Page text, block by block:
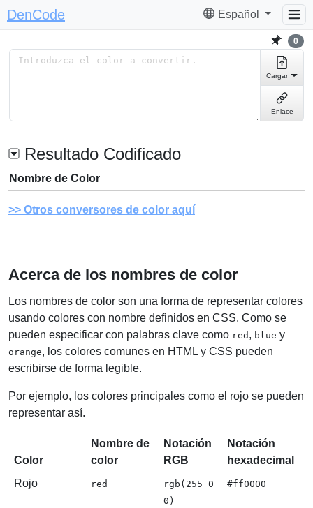
DenCode Español
0
Cargar
Enlace
Resultado Codificado
Nombre de Color
Otros conversores de color aquí
Acerca de los nombres de color
Los nombres de color son una forma de representar colores
usando colores con nombre definidos en CSS. Como se
pueden especificar con palabras clave como red , blue y
orange, los colores comunes en HTML y CSS pueden
escribirse de forma legible.
Por ejemplo, los colores principales como el rojo se pueden
representar así.
Color
Nombre de
color
Notación
RGB
Notación
hexadecimal
Rojo
red
rgb(255 0
0)
#ff0000